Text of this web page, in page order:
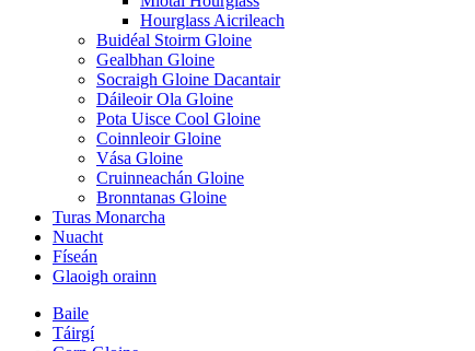
Hourglass Aicrileach
Buidéal Stoirm Gloine
Gealbhan Gloine
Socraigh Gloine Dacantair
Dáileoir Ola Gloine
Pota Uisce Cool Gloine
Coinnleoir Gloine
Vása Gloine
Cruinneachán Gloine
Bronntanas Gloine
Turas Monarcha
Nuacht
Físeán
Glaoigh orainn
Baile
Táirgí